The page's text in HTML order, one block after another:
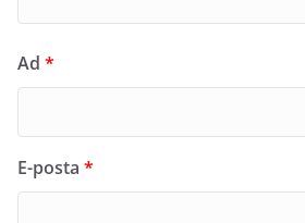
Ad *
E-posta *